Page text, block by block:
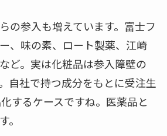
の参入も増えています。富士フ
、味の素、ロート製薬、江崎
ど。実は化粧品は参入障壁の
自社で持つ成分をもとに受注生
するケースですね。医薬品と
。